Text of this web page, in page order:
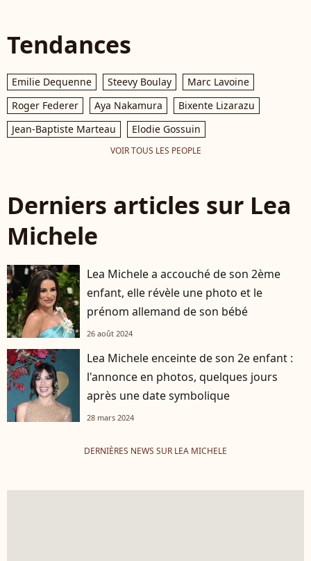
Tendances
Emilie Dequenne Steevy Boulay
Marc Lavoine
Roger Federer
Aya Nakamura
Bixente Lizarazu
Jean-Baptiste Marteau
Elodie Gossuin
VOIR TOUS LES PEOPLE
Derniers articles sur Lea
Michele
Lea Michele a accouché de son 2ème
enfant, elle révèle une photo et le
prénom allemand de son bébé
26 août 2024
Lea Michele enceinte de son 2e enfant :
l'annonce en photos, quelques jours
après une date symbolique
28 mars 2024
DERNIÈRES NEWS SUR LEA MICHELE